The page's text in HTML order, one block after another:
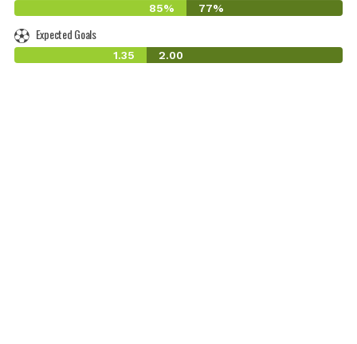
85% 77%
Expected Goals
1.35 2.00